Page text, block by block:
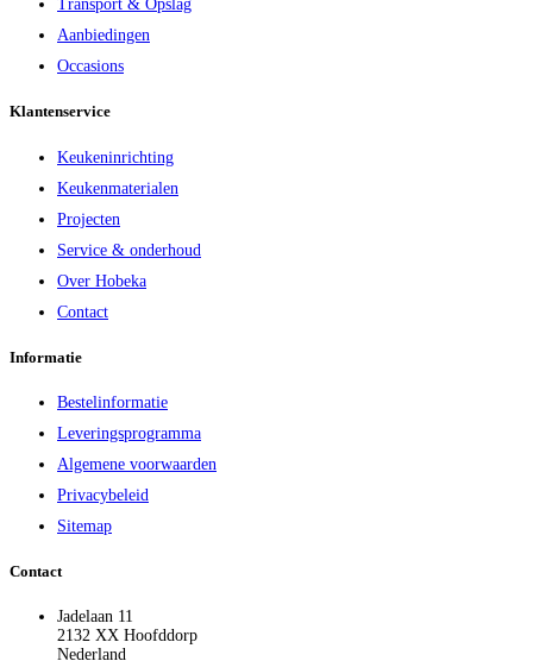
Transport & Opslag
Aanbiedingen
Occasions
Klantenservice
Keukeninrichting
Keukenmaterialen
Projecten
Service & onderhoud
Over Hobeka
Contact
Informatie
Bestelinformatie
Leveringsprogramma
Algemene voorwaarden
Privacybeleid
Sitemap
Contact
Jadelaan 11
2132 XX Hoofddorp
Nederland